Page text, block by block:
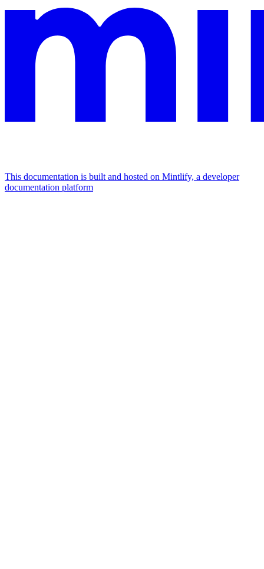
This documentation is built and hosted on Mintlify, a developer
documentation platform